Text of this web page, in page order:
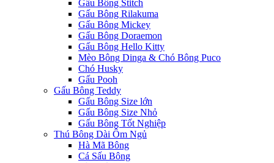
Gấu Bông Stitch
Gấu Bông Rilakuma
Gấu Bông Mickey
Gấu Bông Doraemon
Gấu Bông Hello Kitty
Mèo Bông Dinga & Chó Bông Puco
Chó Husky
Gấu Pooh
Gấu Bông Teddy
Gấu Bông Size lớn
Gấu Bông Size Nhỏ
Gấu Bông Tốt Nghiệp
Thú Bông Dài Ôm Ngủ
Hà Mã Bông
Cá Sấu Bông